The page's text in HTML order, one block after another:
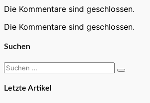
Die Kommentare sind geschlossen.
Die Kommentare sind geschlossen.
Suchen
Suchen
nach:
Suchen
Letzte Artikel